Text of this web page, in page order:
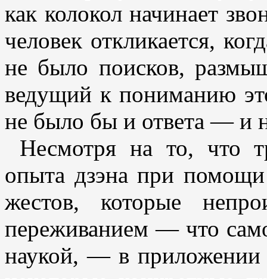
как колокол начинает
человек откликается,
не было поисков,
ведущий к пониманию
не было бы и ответа — и
Несмотря на то, что
опыта дзэна при
жестов, которые
переживанием — что
наукой, — в приложении